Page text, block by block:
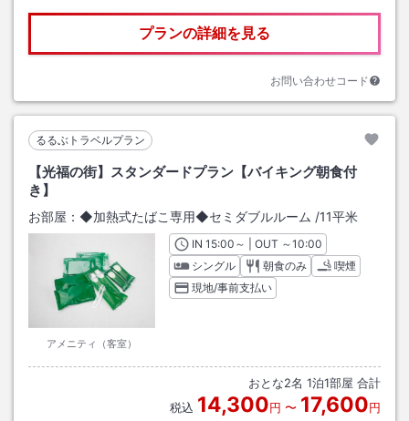
プランの詳細を見る
お問い合わせコード
るるぶトラベルプラン
【光福の街】スタンダードプラン【バイキング朝食付
き】
お部屋： ◆加熱式たばこ専用◆セミダブルルーム /11平米
アメニティ（客室）
INチェックイン
15:00 ～ | OUT チェックアウト
～10:00
シングル
朝食のみ
喫煙
現地/事前支払い
おとな2名 1泊1部屋 合計
税込 14,300円 〜 17,600円